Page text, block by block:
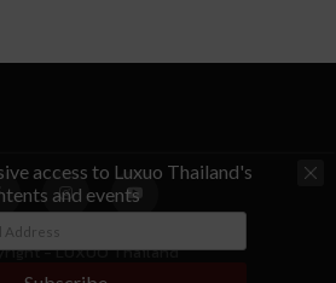
- LUXUO Thailand
access to Luxuo Thailand's
and events